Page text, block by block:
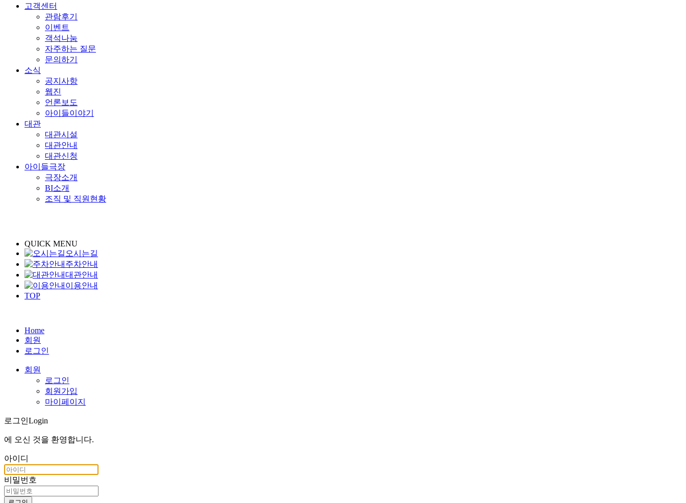
고객센터
관람후기
이벤트
객석나눔
자주하는 질문
문의하기
소식
공지사항
웹진
언론보도
아이들이야기
대관
대관시설
대관안내
대관신청
아이들극장
극장소개
BI소개
조직 및 직원현황
QUICK MENU
오시는길
주차안내
대관안내
이용안내
TOP
Home
회원
로그인
회원
로그인
회원가입
마이페이지
로그인Login
에 오신 것을 환영합니다.
아이디
비밀번호